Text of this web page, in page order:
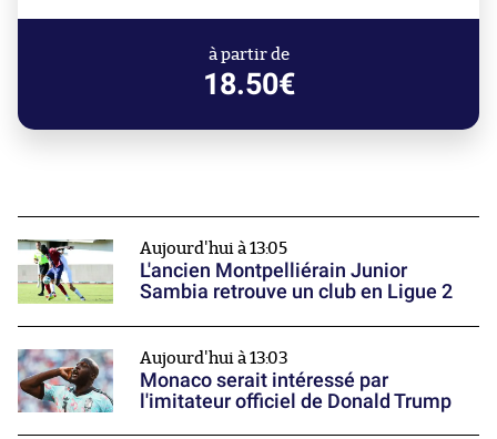
à partir de
18.50€
Aujourd'hui à 13:05
L'ancien Montpelliérain Junior
Sambia retrouve un club en Ligue 2
Aujourd'hui à 13:03
Monaco serait intéressé par
l'imitateur officiel de Donald Trump